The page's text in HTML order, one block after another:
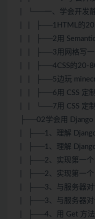
| └──一、学会开发
| | ├──1HTML的
| | ├──2用
| | ├──3用网格写一
| | ├──4CSS的20-
| | ├──5边玩
| | ├──6用 CSS 定
| | └──7用 CSS 定
├──02学会用 Django
| ├──1、理解
| ├──1、理解
| ├──2、实现第一
| ├──2、实现第一
| ├──3、与服务器对
| ├──3、与服务器对
| ├──4、用 Get 方